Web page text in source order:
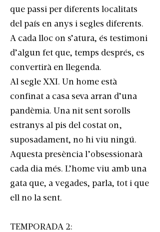
que passi per diferents localitats
del país en anys i segles diferents.
A cada lloc on s’atura, és testimoni
d’algun fet que, temps després, es
convertirà en llegenda.
Al segle XXI. Un home està
confinat a casa seva arran d’una
pandèmia. Una nit sent sorolls
estranys al pis del costat on,
suposadament, no hi viu ningú.
Aquesta presència l’obsessionarà
cada dia més. L’home viu amb una
gata que, a vegades, parla, tot i que
ell no la sent.
TEMPORADA 2: